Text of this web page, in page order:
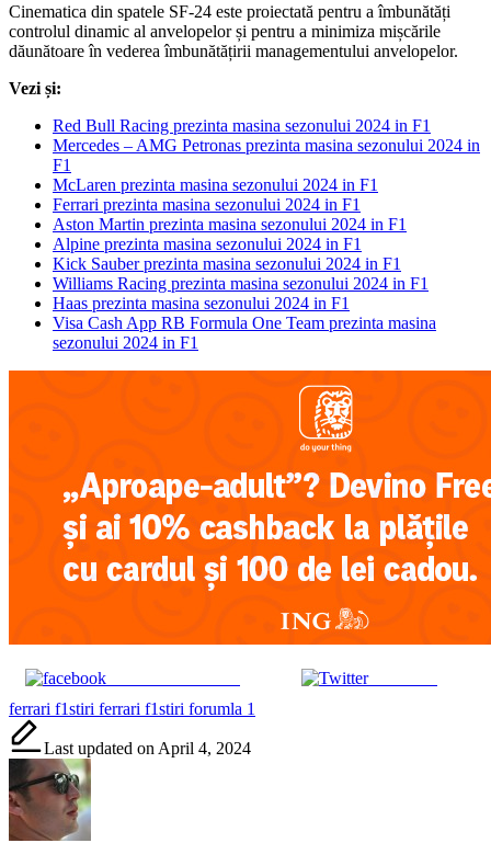
Cinematica din spatele SF-24 este proiectată pentru a îmbunătăți
controlul dinamic al anvelopelor și pentru a minimiza mișcările
dăunătoare în vederea îmbunătățirii managementului anvelopelor.
Vezi și:
Red Bull Racing prezinta masina sezonului 2024 in F1
Mercedes – AMG Petronas prezinta masina sezonului 2024 in
F1
McLaren prezinta masina sezonului 2024 in F1
Ferrari prezinta masina sezonului 2024 in F1
Aston Martin prezinta masina sezonului 2024 in F1
Alpine prezinta masina sezonului 2024 in F1
Kick Sauber prezinta masina sezonului 2024 in F1
Williams Racing prezinta masina sezonului 2024 in F1
Haas prezinta masina sezonului 2024 in F1
Visa Cash App RB Formula One Team prezinta masina
sezonului 2024 in F1
Post on X
Tags:
ferrari f1stiri ferrari f1stiri forumla 1
Last updated on April 4, 2024